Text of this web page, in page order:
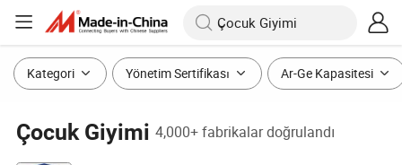
Kategori Yönetim Sertifikası Ar-Ge Kapasitesi
Çocuk Giyimi 4,000+ fabrikalar doğrulandı